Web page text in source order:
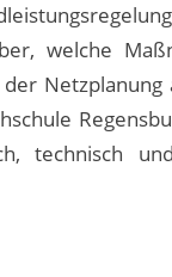
welche
technisch